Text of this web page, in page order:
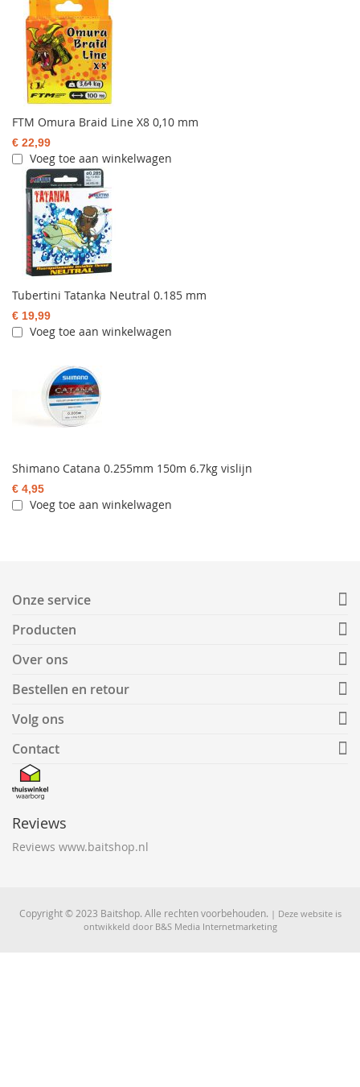
FTM Omura Braid Line X8 0,10 mm
€ 22,99
Voeg toe aan winkelwagen
Tubertini Tatanka Neutral 0.185 mm
€ 19,99
Voeg toe aan winkelwagen
Shimano Catana 0.255mm 150m 6.7kg vislijn
€ 4,95
Voeg toe aan winkelwagen
Onze service
Producten
Over ons
Bestellen en retour
Volg ons
Contact
Reviews
Reviews www.baitshop.nl
Copyright © 2023 Baitshop. Alle rechten voorbehouden. | Deze website is
ontwikkeld door B&S Media Internetmarketing